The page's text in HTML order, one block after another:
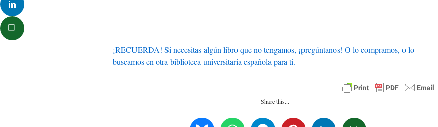
¡RECUERDA! Si necesitas algún libro que no tengamos, ¡pregúntanos! O lo compramos, o lo
buscamos en otra biblioteca universitaria española para ti.
Share this...